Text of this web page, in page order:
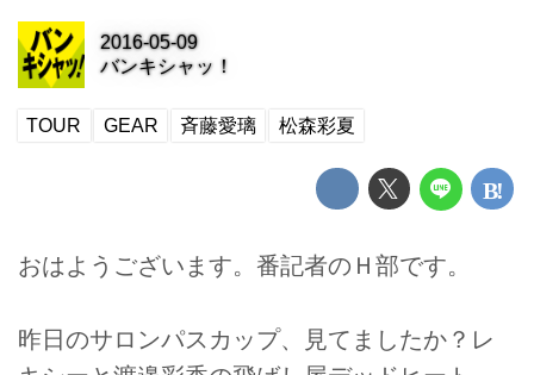
2016-05-09
バンキシャッ！
TOUR GEAR 斉藤愛璃 松森彩夏
おはようございます。番記者のＨ部です。
昨日のサロンパスカップ、見てましたか？レ